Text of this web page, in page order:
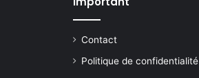
Contact
Politique de confidentialité